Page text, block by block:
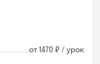
от 1470 ₽ / урок